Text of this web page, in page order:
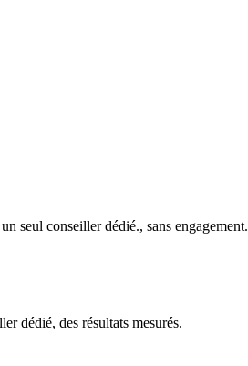
seul conseiller dédié., sans engagement.
dédié, des résultats mesurés.